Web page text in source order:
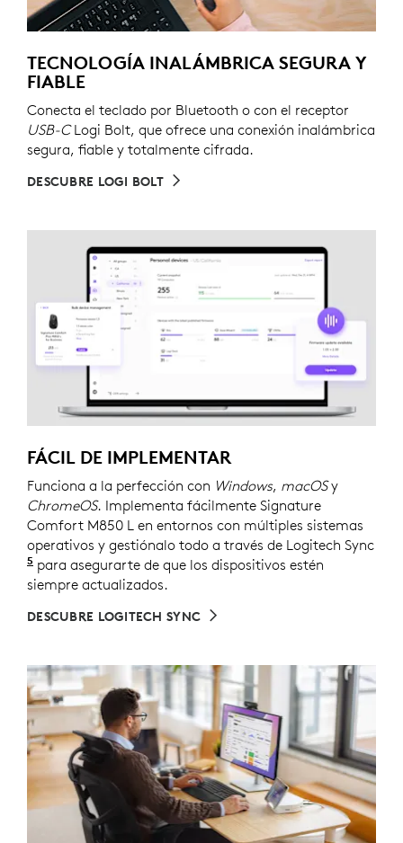
TECNOLOGÍA INALÁMBRICA SEGURA Y
FIABLE
Conecta el teclado por Bluetooth o con el receptor
USB-CLogi Bolt, que ofrece una conexión inalámbrica
segura, fiable y totalmente cifrada.
DESCUBRE LOGI BOLT
FÁCIL DE IMPLEMENTAR
Funciona a la perfección con Windows, macOSy
ChromeOS. Implementa fácilmente Signature
Comfort M850 L en entornos con múltiples sistemas
operativos y gestiónalo todo a través de Logitech Sync
5 Requiere descargar Logi Tune en cada dispositivo.
para asegurarte de que los dispositivos estén
siempre actualizados.
DESCUBRE LOGITECH SYNC